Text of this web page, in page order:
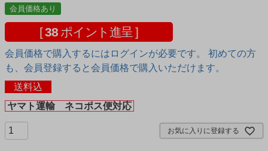
会員価格あり
[38 ポイント進呈 ]
会員価格で購入するにはログインが必要です。 初めての方
も、会員登録すると会員価格で購入いただけます。
送料込
ヤマト運輸 ネコポス便対応
お気に入りに登録する